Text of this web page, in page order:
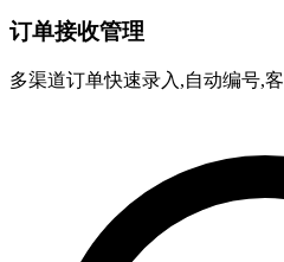
订单接收管理
多渠道订单快速录入,自动编号,